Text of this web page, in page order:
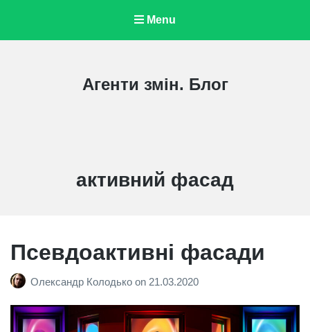
Menu
Агенти змін. Блог
Tag:
активний фасад
Псевдоактивні фасади
Олександр Колодько on 21.03.2020